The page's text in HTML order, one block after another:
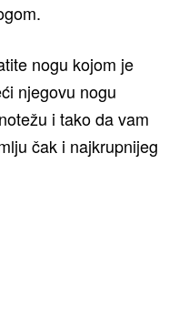
nogu kojom je
njegovu nogu
i tako da vam
čak i najkrupnijeg